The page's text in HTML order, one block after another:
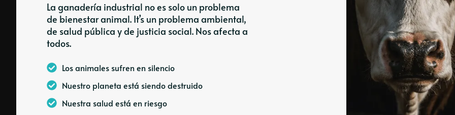
La ganadería industrial no es solo un problema
de bienestar animal. It’s un problema ambiental,
de salud pública y de justicia social. Nos afecta a
todos.
Los animales sufren en silencio
Nuestro planeta está siendo destruido
Nuestra salud está en riesgo